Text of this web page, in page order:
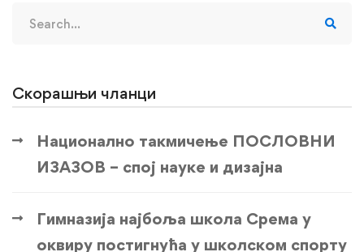
for:
Скорашњи чланци
Национално такмичење ПОСЛОВНИ
ИЗАЗОВ – спој науке и дизајна
Гимназија најбоља школа Срема у
оквиру постигнућа у школском спорту